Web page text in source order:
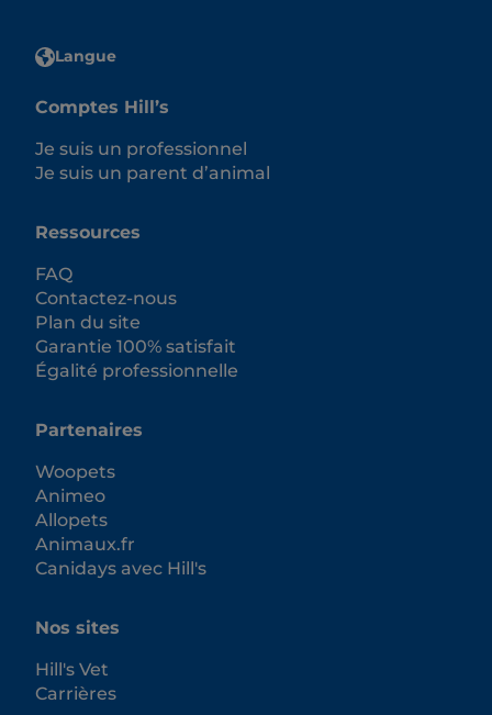
Langue
Comptes Hill’s
Je suis un professionnel
Je suis un parent d’animal
Ressources
FAQ
Contactez-nous
Plan du site
Garantie 100% satisfait
Égalité professionnelle
Partenaires
Woopets
Animeo
Allopets
Animaux.fr
Canidays avec Hill's
Nos sites
Hill's Vet
Carrières